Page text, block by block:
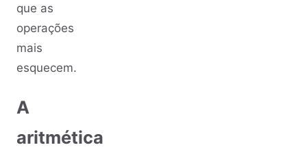
que as
operações
mais
esquecem.
A
aritmética